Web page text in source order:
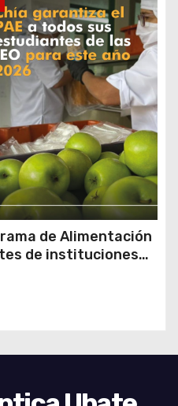
de Alimentación
de instituciones